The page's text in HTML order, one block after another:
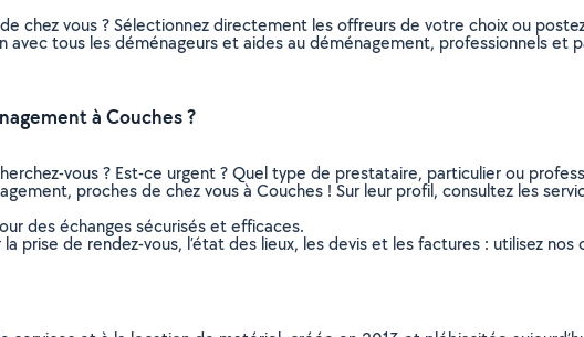
chez vous ? Sélectionnez directement les offreurs de votre choix ou
tous les déménageurs et aides au déménagement, professionnels et
à Couches ?
vous ? Est-ce urgent ? Quel type de prestataire, particulier ou
proches de chez vous à Couches ! Sur leur profil, consultez les
des échanges sécurisés et efficaces.
prise de rendez-vous, l’état des lieux, les devis et les factures : utilisez